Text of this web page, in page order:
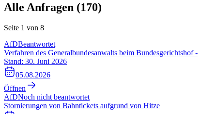
Alle Anfragen (170)
Seite 1 von 8
AfDBeantwortet
Verfahren des Generalbundesanwalts beim Bundesgerichtshof -
Stand: 30. Juni 2026
05.08.2026
Öffnen
AfDNoch nicht beantwortet
Stornierungen von Bahntickets aufgrund von Hitze